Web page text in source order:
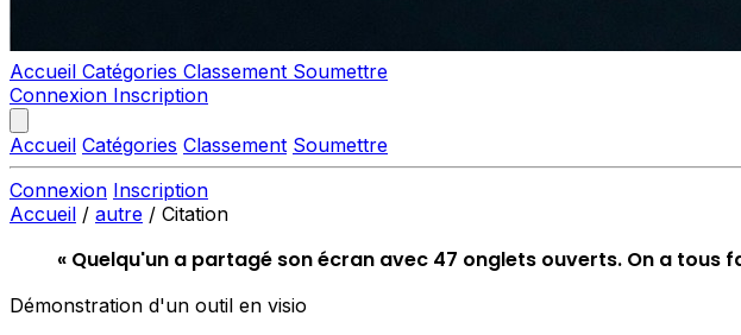
Accueil Catégories Classement Soumettre
Connexion Inscription
Accueil Catégories Classement Soumettre
Connexion Inscription
Accueil / autre / Citation
« Quelqu'un a partagé son écran avec 47 onglets ouverts. On a tous
Démonstration d'un outil en visio